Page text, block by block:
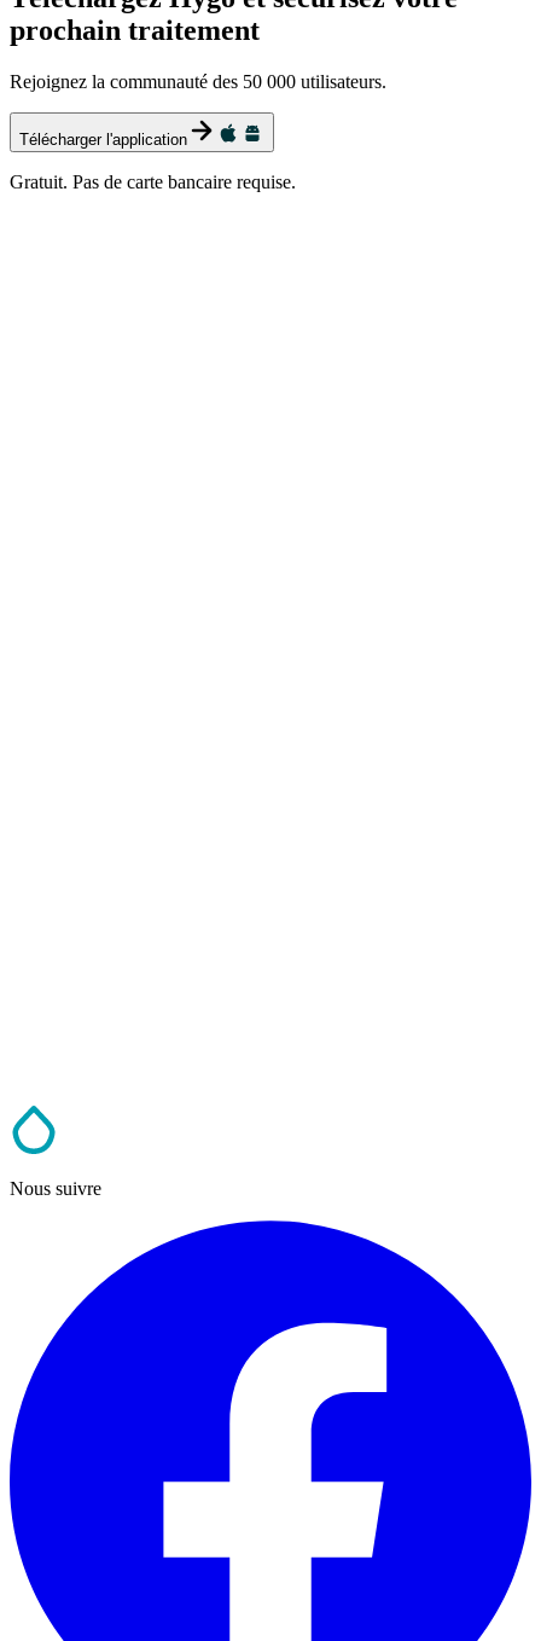
prochain traitement
Rejoignez la communauté des 50 000 utilisateurs.
Télécharger l'application
Gratuit. Pas de carte bancaire requise.
Nous suivre